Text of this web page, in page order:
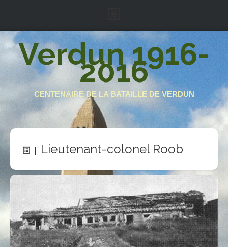
Accueil
Le projet
Armée française
Armée impériale
Région fortifiée
Verdun 1916-
2016
CENTENAIRE DE LA BATAILLE DE VERDUN
Lieutenant-colonel Roob